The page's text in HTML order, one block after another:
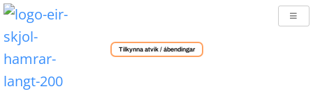
Tilkynna atvik / ábendingar